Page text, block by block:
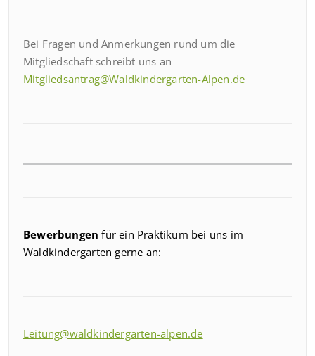
Bei Fragen und Anmerkungen rund um die
Mitgliedschaft schreibt uns an
Mitgliedsantrag@Waldkindergarten-Alpen.de
Bewerbungenfür ein Praktikum bei uns im
Waldkindergarten gerne an:
Leitung@waldkindergarten-alpen.de